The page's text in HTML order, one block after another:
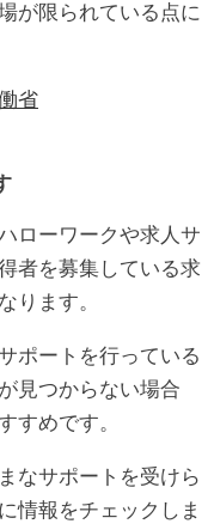
が限られている点に
省
ローワークや求人サ
者を募集している求
ります。
ポートを行っている
見つからない場合
すめです。
なサポートを受けら
情報をチェックしま